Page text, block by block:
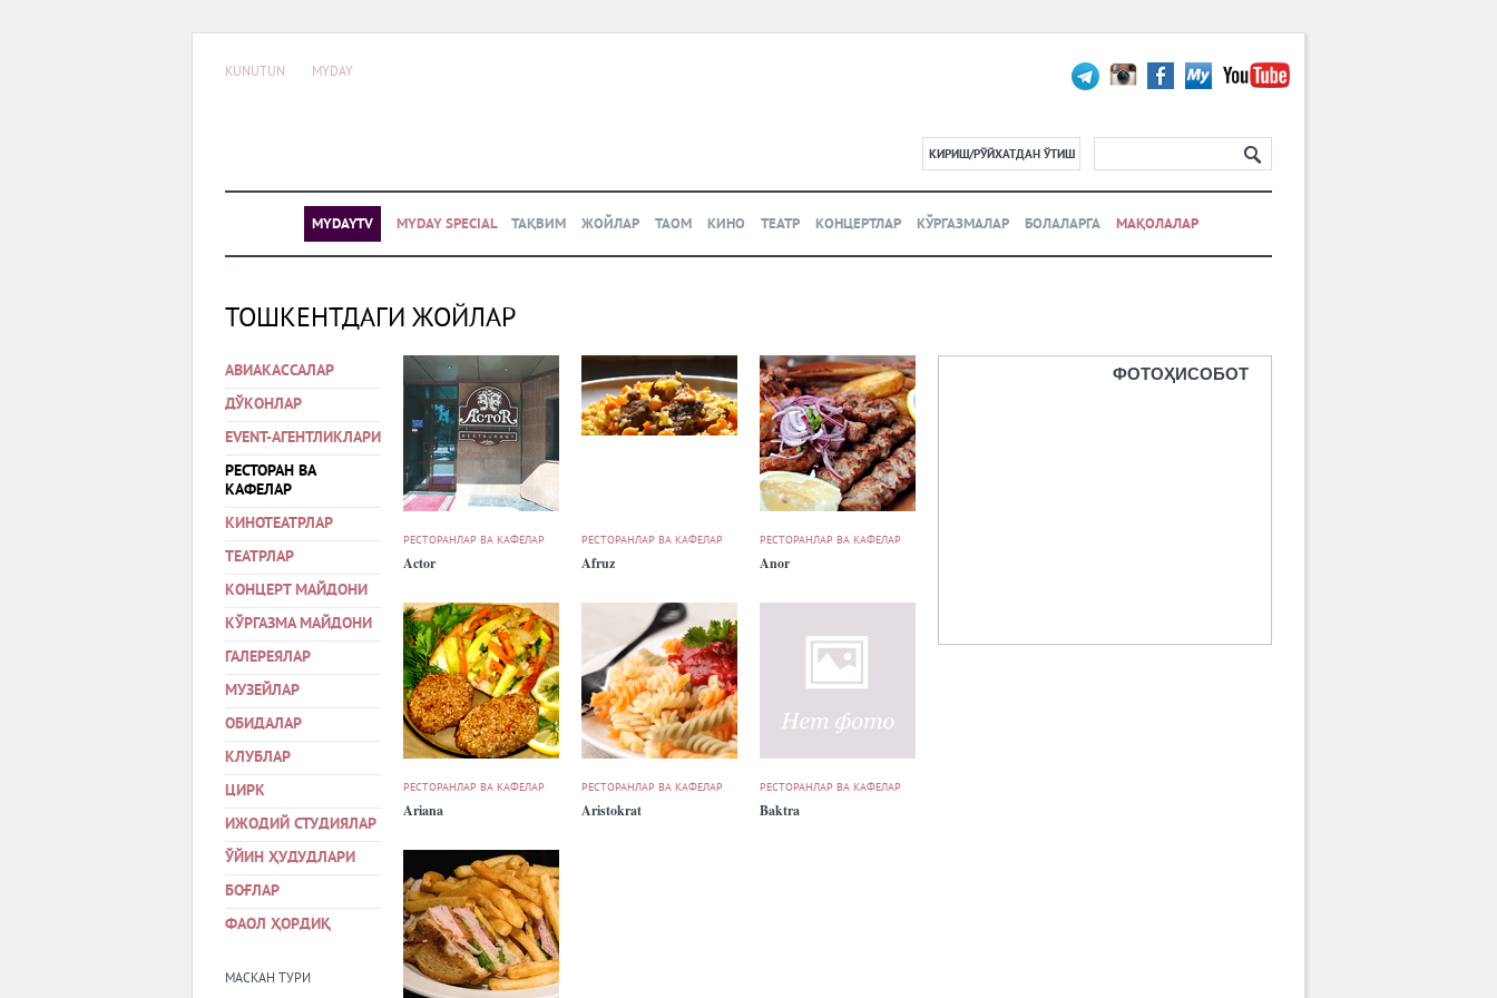
KUNUTUN MYDAY
КИРИШ/РЎЙХАТДАН ЎТИШ
MYDAYTV MYDAY SPECIAL ТАҚВИМ ЖОЙЛАР ТАОМ КИНО ТЕАТР КОНЦЕРТЛАР КЎРГАЗМАЛАР БОЛАЛАРГА МАҚОЛАЛАР
ТОШКЕНТДАГИ ЖОЙЛАР
АВИАКАССАЛАР
ДЎКОНЛАР
EVENT-АГЕНТЛИКЛАРИ
РЕСТОРАН ВА
КАФЕЛАР
КИНОТЕАТРЛАР
ТЕАТРЛАР
КОНЦЕРТ МАЙДОНИ
КЎРГАЗМА МАЙДОНИ
ГАЛЕРЕЯЛАР
МУЗЕЙЛАР
ОБИДАЛАР
КЛУБЛАР
ЦИРК
ИЖОДИЙ СТУДИЯЛАР
ЎЙИН ҲУДУДЛАРИ
БОҒЛАР
ФАОЛ ҲОРДИҚ
МАСКАН ТУРИ
РЕСТОРАНЛАР ВА КАФЕЛАР
Actor
РЕСТОРАНЛАР ВА КАФЕЛАР
Afruz
РЕСТОРАНЛАР ВА КАФЕЛАР
Anor
РЕСТОРАНЛАР ВА КАФЕЛАР
Ariana
РЕСТОРАНЛАР ВА КАФЕЛАР
Aristokrat
РЕСТОРАНЛАР ВА КАФЕЛАР
Baktra
ФОТОҲИСОБОТ